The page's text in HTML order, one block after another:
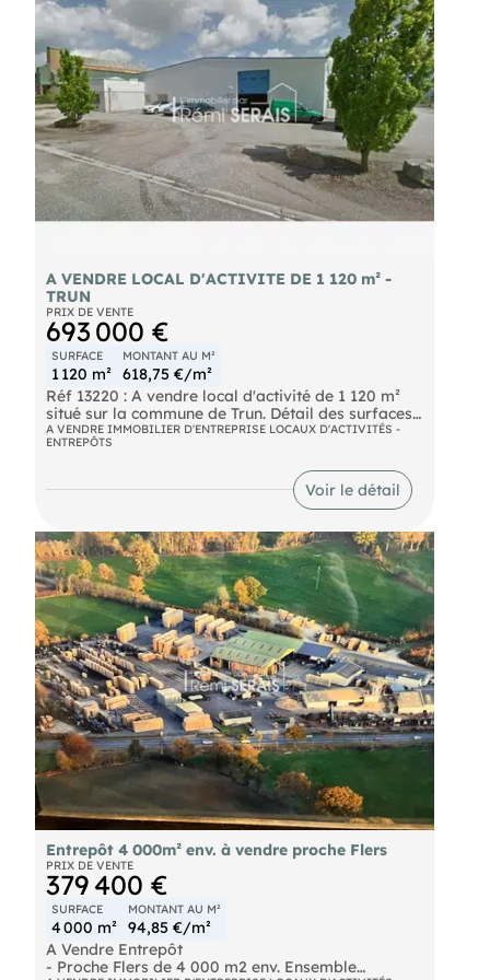
d'informations ou organiser une visite. (EI) Agent
Commercial
- Numéro RSAC : 448910471
- RENNES.
A VENDRE LOCAL D'ACTIVITE DE 1 120 m² -
TRUN
PRIX DE VENTE
693 000 €
SURFACE
1 120 m²
MONTANT AU M²
618,75 €/m²
Réf 13220 : A vendre local d'activité de 1 120 m²
situé sur la commune de Trun. Détail des surfaces :
900 m² d'atelier et 220 m² de locaux sociaux.
Composition :
Vestiaire avec douche femme, Salle de repos,
Laverie, Bureaux, Hall d'entrée, plusieurs WC
Plusieurs salles de préparations, Réserve sèche,
Salle de garnissage, SAS d'expédition Porte
sectionnelle. Terrain de 3 500 m² environ.
A VENDRE IMMOBILIER D'ENTREPRISE LOCAUX D'ACTIVITÉS -
ENTREPÔTS
Voir le détail
Entrepôt 4 000m² env. à vendre proche Flers
PRIX DE VENTE
379 400 €
SURFACE
4 000 m²
MONTANT AU M²
94,85 €/m²
A Vendre Entrepôt
- Proche Flers de 4 000 m2 env. Ensemble